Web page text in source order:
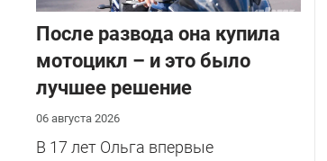
После развода она купила
мотоцикл – и это было
лучшее решение
06 августа 2026
В 17 лет Ольга впервые